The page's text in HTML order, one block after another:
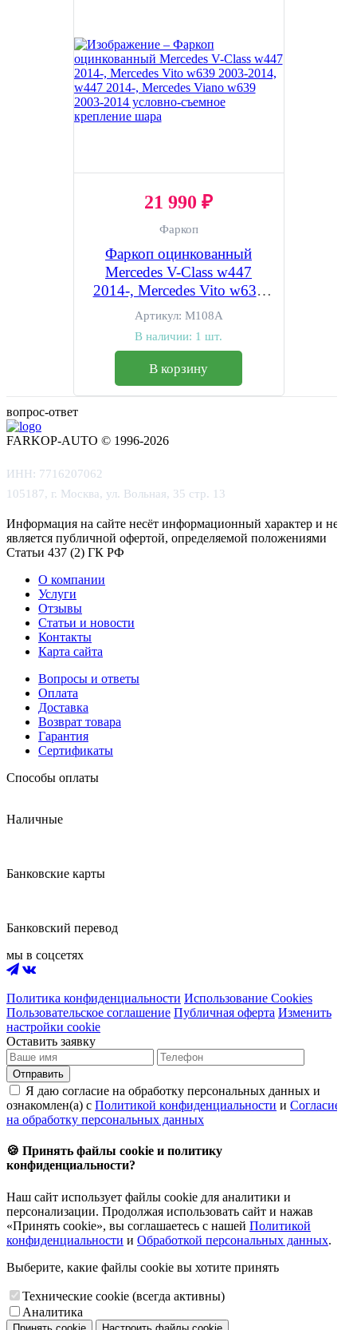
21 990 ₽
Фаркоп
Фаркоп оцинкованный
Mercedes V-Class w447
2014-, Mercedes Vito w639
2003-2014, w447 2014-,
Mercedes Viano w639 2003-
2014 условно-съемное
крепление шара
Артикул: M108A
В наличии: 1 шт.
В корзину
вопрос-ответ
FARKOP-AUTO © 1996-2026
ИНН: 7716207062
105187, г. Москва, ул. Вольная, 35 стр. 13
Информация на сайте несёт информационный характер и не
является публичной офертой, определяемой положениями
Статьи 437 (2) ГК РФ
О компании
Услуги
Отзывы
Статьи и новости
Контакты
Карта сайта
Вопросы и ответы
Оплата
Доставка
Возврат товара
Гарантия
Сертификаты
Способы оплаты
Наличные
Банковские карты
Банковский перевод
мы в соцсетях
Политика конфиденциальности Использование Cookies
Пользовательское соглашение Публичная оферта Изменить
настройки cookie
Оставить заявку
Отправить
Я даю согласие на обработку персональных данных и
ознакомлен(а) с Политикой конфиденциальности и Согласием
на обработку персональных данных
🍪 Принять файлы cookie и политику
конфиденциальности?
Наш сайт использует файлы cookie для аналитики и
персонализации. Продолжая использовать сайт и нажав
«Принять cookie», вы соглашаетесь с нашей Политикой
конфиденциальности и Обработкой персональных данных.
Выберите, какие файлы cookie вы хотите принять
Технические cookie (всегда активны)
Аналитика